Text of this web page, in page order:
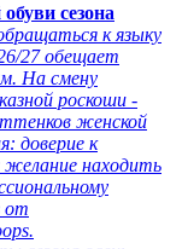
сезона
к языку
27 обещает
На смену
роскоши -
женской
доверие к
желание находить
от